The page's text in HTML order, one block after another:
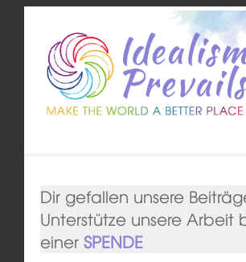
Dir gefallen unsere
Unterstütze unsere Arbeit
einer SPENDE